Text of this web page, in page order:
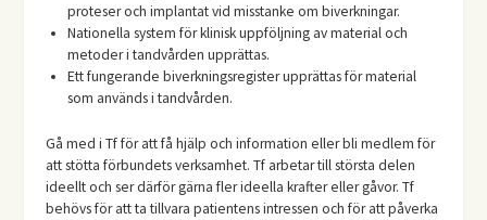
proteser och implantat vid misstanke om biverkningar.
Nationella system för klinisk uppföljning av material och
metoder i tandvården upprättas.
Ett fungerande biverkningsregister upprättas för material
som används i tandvården.
Gå med i Tf för att få hjälp och information eller bli medlem för
att stötta förbundets verksamhet. Tf arbetar till största delen
ideellt och ser därför gärna fler ideella krafter eller gåvor. Tf
behövs för att ta tillvara patientens intressen och för att påverka